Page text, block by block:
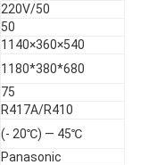
220V/50
50
1140×360×540
1180*380*680
75
R417A/R410
(- 20℃) — 45℃
Panasonic